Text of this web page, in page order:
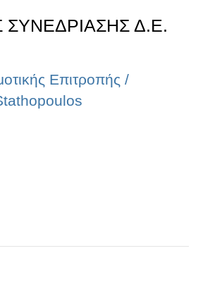
ΣΥΝΕΔΡΙΑΣΗΣ Δ.Ε.
Επιτροπής /